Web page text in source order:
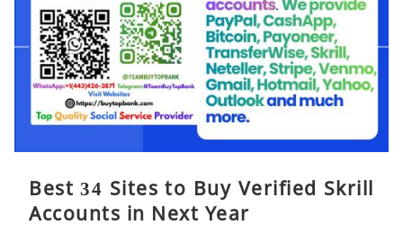
Best 34 Sites to Buy Verified Skrill
Accounts in Next Year